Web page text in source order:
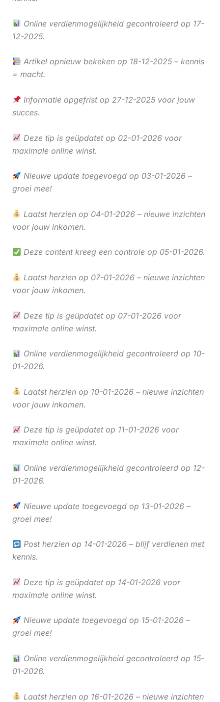
Online verdienmogelijkheid gecontroleerd op 17-
12-2025.
Artikel opnieuw bekeken op 18-12-2025 – kennis
= macht.
Informatie opgefrist op 27-12-2025 voor jouw
succes.
Deze tip is geüpdatet op 02-01-2026 voor
maximale online winst.
Nieuwe update toegevoegd op 03-01-2026 –
groei mee!
Laatst herzien op 04-01-2026 – nieuwe inzichten
voor jouw inkomen.
Deze content kreeg een controle op 05-01-2026.
Laatst herzien op 07-01-2026 – nieuwe inzichten
voor jouw inkomen.
Deze tip is geüpdatet op 07-01-2026 voor
maximale online winst.
Online verdienmogelijkheid gecontroleerd op 10-
01-2026.
Laatst herzien op 10-01-2026 – nieuwe inzichten
voor jouw inkomen.
Deze tip is geüpdatet op 11-01-2026 voor
maximale online winst.
Online verdienmogelijkheid gecontroleerd op 12-
01-2026.
Nieuwe update toegevoegd op 13-01-2026 –
groei mee!
Post herzien op 14-01-2026 – blijf verdienen met
kennis.
Deze tip is geüpdatet op 14-01-2026 voor
maximale online winst.
Nieuwe update toegevoegd op 15-01-2026 –
groei mee!
Online verdienmogelijkheid gecontroleerd op 15-
01-2026.
Laatst herzien op 16-01-2026 – nieuwe inzichten